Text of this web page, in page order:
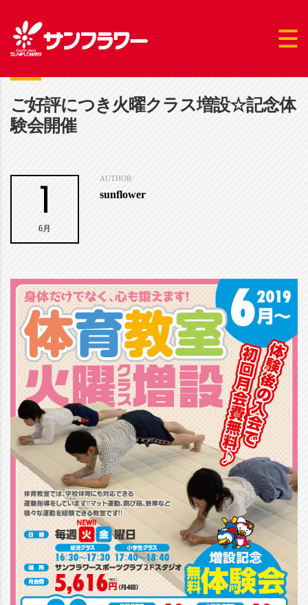
ご好評につき火曜クラス増設☆記念体
験会開催
1
6月
AUTHOR:
sunflower